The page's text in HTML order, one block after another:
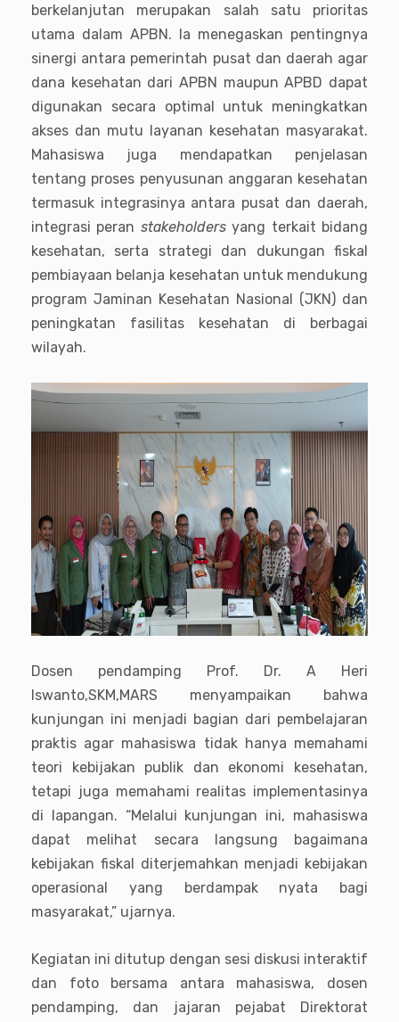
berkelanjutan merupakan salah satu prioritas
utama dalam APBN. Ia menegaskan pentingnya
sinergi antara pemerintah pusat dan daerah agar
dana kesehatan dari APBN maupun APBD dapat
digunakan secara optimal untuk meningkatkan
akses dan mutu layanan kesehatan masyarakat.
Mahasiswa juga mendapatkan penjelasan
tentang proses penyusunan anggaran kesehatan
termasuk integrasinya antara pusat dan daerah,
integrasi peran stakeholdersyang terkait bidang
kesehatan, serta strategi dan dukungan fiskal
pembiayaan belanja kesehatan untuk mendukung
program Jaminan Kesehatan Nasional (JKN) dan
peningkatan fasilitas kesehatan di berbagai
wilayah.
Dosen pendamping Prof. Dr. A Heri
Iswanto,SKM,MARS menyampaikan bahwa
kunjungan ini menjadi bagian dari pembelajaran
praktis agar mahasiswa tidak hanya memahami
teori kebijakan publik dan ekonomi kesehatan,
tetapi juga memahami realitas implementasinya
di lapangan. “Melalui kunjungan ini, mahasiswa
dapat melihat secara langsung bagaimana
kebijakan fiskal diterjemahkan menjadi kebijakan
operasional yang berdampak nyata bagi
masyarakat,” ujarnya.
Kegiatan ini ditutup dengan sesi diskusi interaktif
dan foto bersama antara mahasiswa, dosen
pendamping, dan jajaran pejabat Direktorat